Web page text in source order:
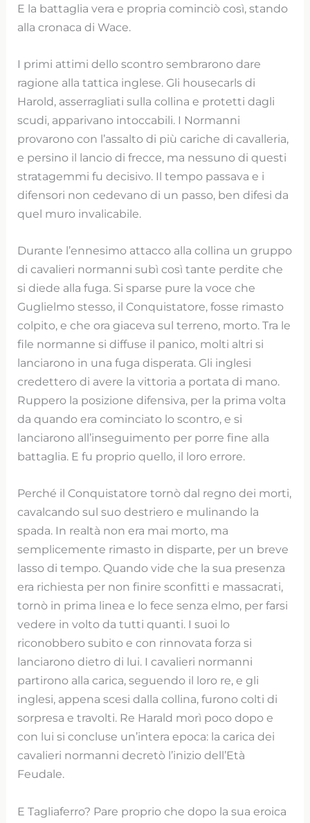
E la battaglia vera e propria cominciò così, stando
alla cronaca di Wace.
I primi attimi dello scontro sembrarono dare
ragione alla tattica inglese. Gli housecarls di
Harold, asserragliati sulla collina e protetti dagli
scudi, apparivano intoccabili. I Normanni
provarono con l’assalto di più cariche di cavalleria,
e persino il lancio di frecce, ma nessuno di questi
stratagemmi fu decisivo. Il tempo passava e i
difensori non cedevano di un passo, ben difesi da
quel muro invalicabile.
Durante l’ennesimo attacco alla collina un gruppo
di cavalieri normanni subì così tante perdite che
si diede alla fuga. Si sparse pure la voce che
Guglielmo stesso, il Conquistatore, fosse rimasto
colpito, e che ora giaceva sul terreno, morto. Tra le
file normanne si diffuse il panico, molti altri si
lanciarono in una fuga disperata. Gli inglesi
credettero di avere la vittoria a portata di mano.
Ruppero la posizione difensiva, per la prima volta
da quando era cominciato lo scontro, e si
lanciarono all’inseguimento per porre fine alla
battaglia. E fu proprio quello, il loro errore.
Perché il Conquistatore tornò dal regno dei morti,
cavalcando sul suo destriero e mulinando la
spada. In realtà non era mai morto, ma
semplicemente rimasto in disparte, per un breve
lasso di tempo. Quando vide che la sua presenza
era richiesta per non finire sconfitti e massacrati,
tornò in prima linea e lo fece senza elmo, per farsi
vedere in volto da tutti quanti. I suoi lo
riconobbero subito e con rinnovata forza si
lanciarono dietro di lui. I cavalieri normanni
partirono alla carica, seguendo il loro re, e gli
inglesi, appena scesi dalla collina, furono colti di
sorpresa e travolti. Re Harald morì poco dopo e
con lui si concluse un’intera epoca: la carica dei
cavalieri normanni decretò l’inizio dell’Età
Feudale.
E Tagliaferro? Pare proprio che dopo la sua eroica